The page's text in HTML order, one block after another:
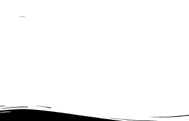
...